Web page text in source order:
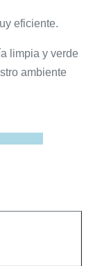
eficiente.
limpia y verde
ambiente